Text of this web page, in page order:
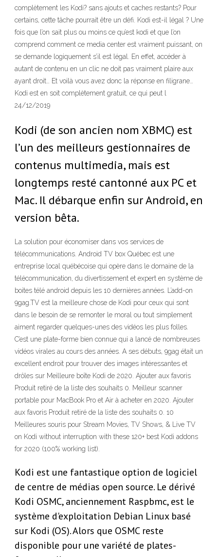
complètement les Kodi? sans ajouts et caches restants? Pour
certains, cette tâche pourrait être un défi. Kodi est-il légal ? Une
fois que l’on sait plus ou moins ce qu’est kodi et que l’on
comprend comment ce media center est vraiment puissant, on
se demande logiquement s’il est légal. En effet, accéder à
autant de contenu en un clic ne doit pas vraiment plaire aux
ayant droit… Et voilà vous avez donc la réponse en filigrane…
Kodi est en soit complètement gratuit, ce qui peut l
24/12/2019
Kodi (de son ancien nom XBMC) est
l’un des meilleurs gestionnaires de
contenus multimedia, mais est
longtemps resté cantonné aux PC et
Mac. Il débarque enfin sur Android, en
version bêta.
La solution pour économiser dans vos services de
télécommunications. Android TV box Québec est une
entreprise local québécoise qui opère dans le domaine de la
télécommunication, du divertissement et expert en système de
boites télé android depuis les 10 dernières années. L’add-on
9gag.TV est la meilleure chose de Kodi pour ceux qui sont
dans le besoin de se remonter le moral ou tout simplement
aiment regarder quelques-unes des vidéos les plus folles.
C’est une plate-forme bien connue qui a lancé de nombreuses
vidéos virales au cours des années. A ses débuts, 9gag était un
excellent endroit pour trouver des images intéressantes et
drôles sur Meilleure boîte Kodi de 2020. Ajouter aux favoris
Produit retiré de la liste des souhaits 0. Meilleur scanner
portable pour MacBook Pro et Air à acheter en 2020. Ajouter
aux favoris Produit retiré de la liste des souhaits 0. 10
Meilleures souris pour Stream Movies, TV Shows, & Live TV
on Kodi without interruption with these 120+ best Kodi addons
for 2020 (100% working list).
Kodi est une fantastique option de logiciel
de centre de médias open source. Le dérivé
Kodi OSMC, anciennement Raspbmc, est le
système d'exploitation Debian Linux basé
sur Kodi (OS). Alors que OSMC reste
disponible pour une variété de plates-